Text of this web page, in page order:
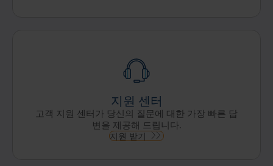
지원 센터
고객 지원 센터가 당신의 질문에 대한 가장 빠른 답
변을 제공해 드립니다.
지원 받기